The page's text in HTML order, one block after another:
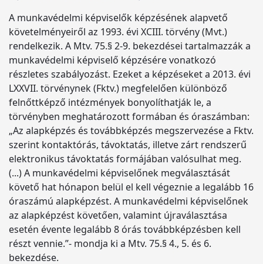
A munkavédelmi képviselők képzésének alapvető
követelményeiről az 1993. évi XCIII. törvény (Mvt.)
rendelkezik. A Mtv. 75.§ 2-9. bekezdései tartalmazzák a
munkavédelmi képviselő képzésére vonatkozó
részletes szabályozást. Ezeket a képzéseket a 2013. évi
LXXVII. törvénynek (Fktv.) megfelelően különböző
felnőttképző intézmények bonyolíthatják le, a
törvényben meghatározott formában és óraszámban:
„Az alapképzés és továbbképzés megszervezése a Fktv.
szerint kontaktórás, távoktatás, illetve zárt rendszerű
elektronikus távoktatás formájában valósulhat meg.
(...) A munkavédelmi képviselőnek megválasztását
követő hat hónapon belül el kell végeznie a legalább 16
óraszámú alapképzést. A munkavédelmi képviselőnek
az alapképzést követően, valamint újraválasztása
esetén évente legalább 8 órás továbbképzésben kell
részt vennie.”- mondja ki a Mtv. 75.§ 4., 5. és 6.
bekezdése.